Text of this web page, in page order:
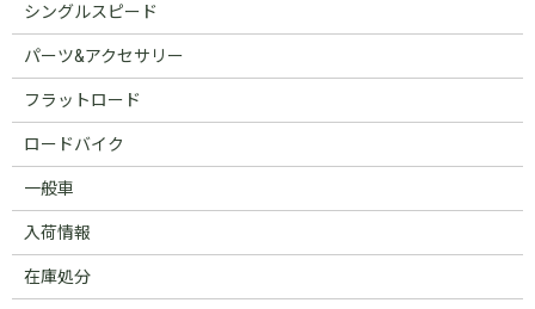
シングルスピード
パーツ&アクセサリー
フラットロード
ロードバイク
一般車
入荷情報
在庫処分